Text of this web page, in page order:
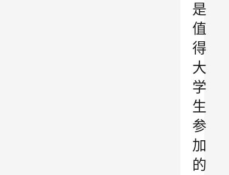
是
值
得
大
学
生
参
加
的